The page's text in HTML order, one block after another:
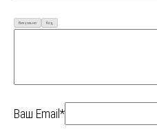
Визуально Код
Ваш Email*